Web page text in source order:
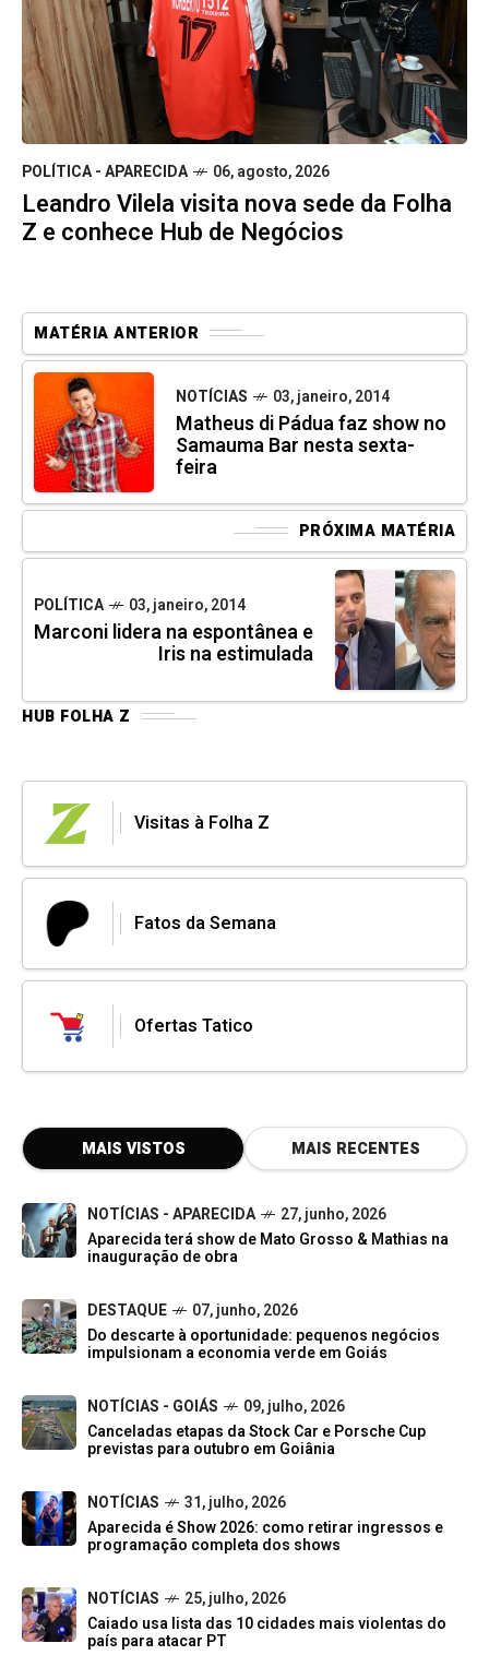
POLÍTICA - APARECIDA 06, agosto, 2026
Leandro Vilela visita nova sede da Folha
Z e conhece Hub de Negócios
MATÉRIA ANTERIOR
NOTÍCIAS 03, janeiro, 2014
Matheus di Pádua faz show no
Samauma Bar nesta sexta-
feira
PRÓXIMA MATÉRIA
POLÍTICA 03, janeiro, 2014
Marconi lidera na espontânea e
Iris na estimulada
HUB FOLHA Z
Visitas à Folha Z
Fatos da Semana
Ofertas Tatico
MAIS VISTOS MAIS RECENTES
NOTÍCIAS - APARECIDA
27, junho, 2026
Aparecida terá show de Mato Grosso & Mathias na
inauguração de obra
DESTAQUE
07, junho, 2026
Do descarte à oportunidade: pequenos negócios
impulsionam a economia verde em Goiás
NOTÍCIAS - GOIÁS
09, julho, 2026
Canceladas etapas da Stock Car e Porsche Cup
previstas para outubro em Goiânia
NOTÍCIAS
31, julho, 2026
Aparecida é Show 2026: como retirar ingressos e
programação completa dos shows
NOTÍCIAS
25, julho, 2026
Caiado usa lista das 10 cidades mais violentas do
país para atacar PT